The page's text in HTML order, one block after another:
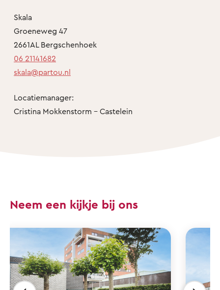
Skala
Groeneweg 47
2661AL Bergschenhoek
06 21141682
skala@partou.nl
Locatiemanager:
Cristina Mokkenstorm - Castelein
Neem een kijkje bij ons